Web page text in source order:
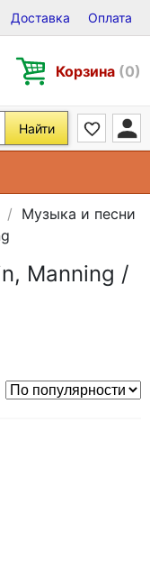
CD и DVD
Доставка Оплата
Корзина (0)
Найти
Музыка и песни
Manning /